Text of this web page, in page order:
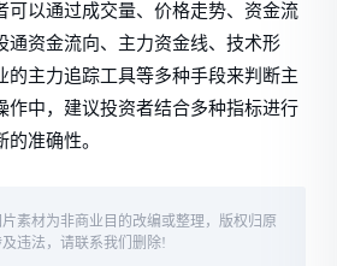
可以通过成交量、价格走势、资金流
通资金流向、主力资金线、技术形
的主力追踪工具等多种手段来判断主
作中，建议投资者结合多种指标进行
准确性。
素材为非商业目的改编或整理，版权归原
违法，请联系我们删除!